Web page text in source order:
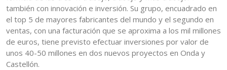
también con innovación e inversión. Su grupo, encuadrado en
el top 5 de mayores fabricantes del mundo y el segundo en
ventas, con una facturación que se aproxima a los mil millones
de euros, tiene previsto efectuar inversiones por valor de
unos 40-50 millones en dos nuevos proyectos en Onda y
Castellón.